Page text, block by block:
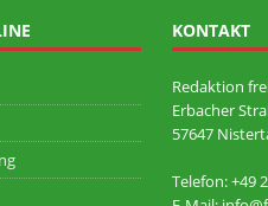
KONTAKT
Redaktion
Erbacher
57647
Telefon: +49